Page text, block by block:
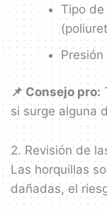
Tipo
📌 Consejo pro:
si surge alguna
2. Revisión de
Las horquillas
dañadas, el